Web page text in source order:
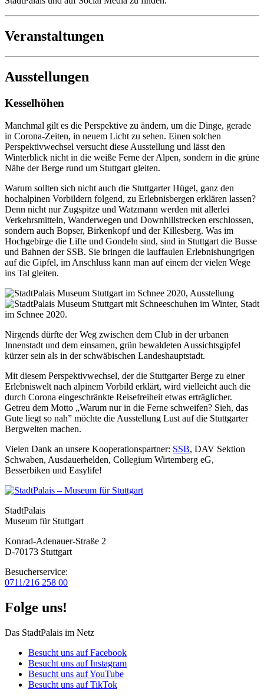
Veranstaltungen
Ausstellungen
Kesselhöhen
Manchmal gilt es die Perspektive zu ändern, um die Dinge, gerade
in Corona-Zeiten, in neuem Licht zu sehen. Einen solchen
Perspektivwechsel versucht diese Ausstellung und lässt den
Winterblick nicht in die weiße Ferne der Alpen, sondern in die grüne
Nähe der Berge rund um Stuttgart gleiten.
Warum sollten sich nicht auch die Stuttgarter Hügel, ganz den
hochalpinen Vorbildern folgend, zu Erlebnisbergen erklären lassen?
Denn nicht nur Zugspitze und Watzmann werden mit allerlei
Verkehrsmitteln, Wanderwegen und Downhillstrecken erschlossen,
sondern auch Bopser, Birkenkopf und der Killesberg. Was im
Hochgebirge die Lifte und Gondeln sind, sind in Stuttgart die Busse
und Bahnen der SSB. Sie bringen die lauffaulen Erlebnishungrigen
auf die Gipfel, im Anschluss kann man auf einem der vielen Wege
ins Tal gleiten.
Nirgends dürfte der Weg zwischen dem Club in der urbanen
Innenstadt und dem einsamen, grün bewaldeten Aussichtsgipfel
kürzer sein als in der schwäbischen Landeshauptstadt.
Mit diesem Perspektivwechsel, der die Stuttgarter Berge zu einer
Erlebniswelt nach alpinem Vorbild erklärt, wird vielleicht auch die
durch Corona eingeschränkte Reisefreiheit etwas erträglicher.
Getreu dem Motto „Warum nur in die Ferne schweifen? Sieh, das
Gute liegt so nah” möchte die Ausstellung Lust auf die Stuttgarter
Bergwelten machen.
Vielen Dank an unsere Kooperationspartner: SSB, DAV Sektion
Schwaben, Ausdauerhelden, Collegium Wirtemberg eG,
Besserbiken und Easylife!
StadtPalais
Museum für Stuttgart
Konrad-Adenauer-Straße 2
D-70173 Stuttgart
Besucherservice:
0711/216 258 00
Folge uns!
Das StadtPalais im Netz
Besucht uns auf Facebook
Besucht uns auf Instagram
Besucht uns auf YouTube
Besucht uns auf TikTok